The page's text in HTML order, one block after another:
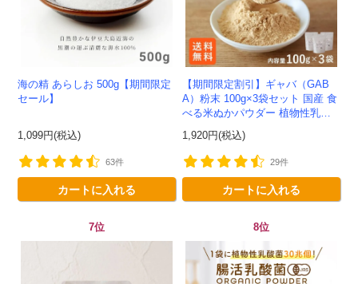
海の精 あらしお 500g【期間限定
セール】
1,099円(税込)
63件
カートに入れる
【期間限定割引】ギャバ（GAB
A）粉末 100g×3袋セット 国産 食
べる米ぬかパウダー 植物性乳酸
菌発酵 -かわしま屋- 【送料無
料】*メール便での発送...
1,920円(税込)
29件
カートに入れる
7位 8位